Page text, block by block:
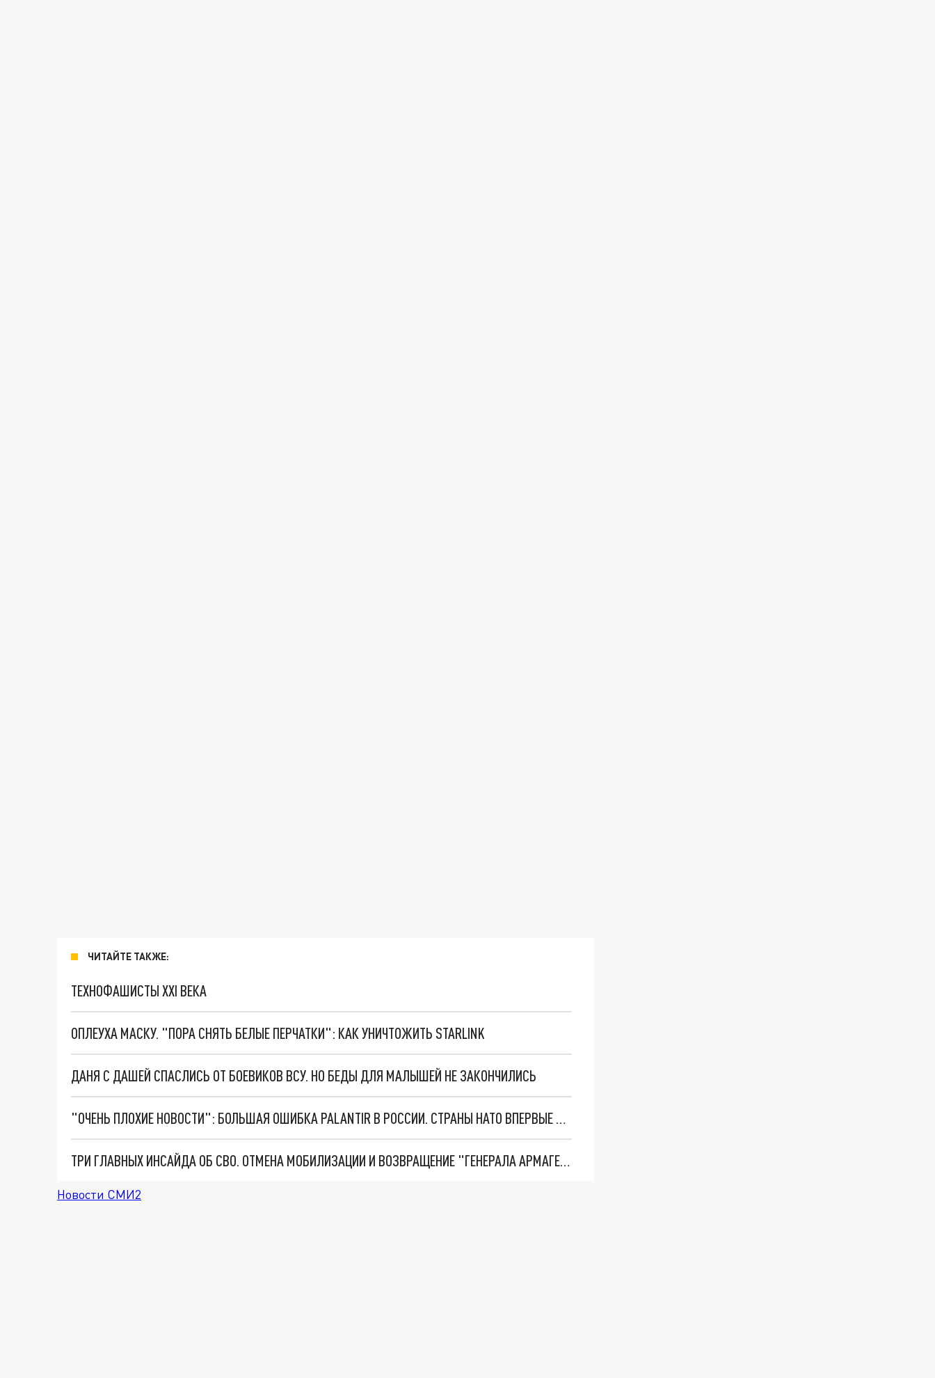
ЧИТАЙТЕ ТАКЖЕ:
ТЕХНОФАШИСТЫ XXI ВЕКА
ОПЛЕУХА МАСКУ. "ПОРА СНЯТЬ БЕЛЫЕ ПЕРЧАТКИ": КАК УНИЧТОЖИТЬ STARLINK
ДАНЯ С ДАШЕЙ СПАСЛИСЬ ОТ БОЕВИКОВ ВСУ. НО БЕДЫ ДЛЯ МАЛЫШЕЙ НЕ ЗАКОНЧИЛИСЬ
"ОЧЕНЬ ПЛОХИЕ НОВОСТИ": БОЛЬШАЯ ОШИБКА PALANTIR В РОССИИ. СТРАНЫ НАТО ВПЕРВЫЕ ЗА СВО ОСТАНОВИЛИ ПОСТАВКИ ОРУЖИЯ. ВСУ ТЕРЯЮТ ПРИГРАНИЧЬЕ?
ТРИ ГЛАВНЫХ ИНСАЙДА ОБ СВО. ОТМЕНА МОБИЛИЗАЦИИ И ВОЗВРАЩЕНИЕ "ГЕНЕРАЛА АРМАГЕДДОНА"? ОТЛИЧНЫЕ НОВОСТИ, КОТОРЫЕ ЖДАЛИ ВСЕ
Новости СМИ2